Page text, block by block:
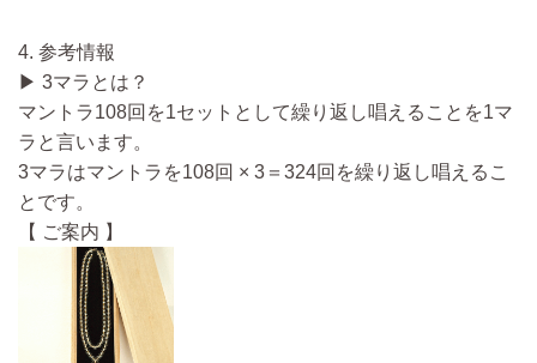
4. 参考情報
▶ 3マラとは？
マントラ108回を1セットとして繰り返し唱えることを1マ
ラと言い ます。
3マラはマントラを108回 × 3＝ 324回を繰り返し唱えるこ
と です。
【 ご案内 】